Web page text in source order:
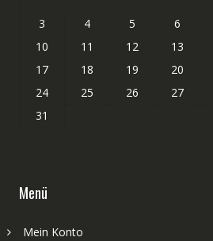
3
4 5 6
10
11 12 13
17
18 19 20
24
25 26 27
31
Menü
Mein Konto